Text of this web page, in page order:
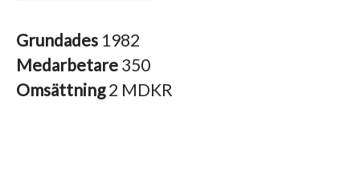
Grundades 1982
Medarbetare 350
Omsättning2 MDKR